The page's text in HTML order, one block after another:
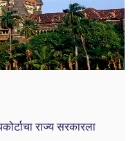
राज्य सरकारला